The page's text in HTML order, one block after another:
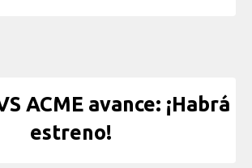
ACME avance: ¡Habrá
estreno!